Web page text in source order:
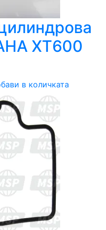
XT600
в количката